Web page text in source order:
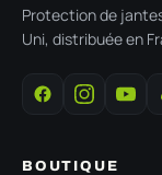
Protection de
Uni, distribuée en
BOUTIQUE